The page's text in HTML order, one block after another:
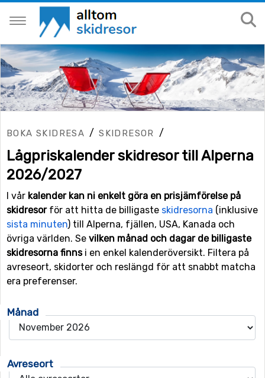
BOKA SKIDRESA /SKIDRESOR /
Lågpriskalender skidresor till Alperna
2026/2027
I vår kalender kan ni enkelt göra en prisjämförelse på
skidresorför att hitta de billigaste skidresorna (inklusive
sista minuten) till Alperna, fjällen, USA, Kanada och
övriga världen. Se vilken månad och dagar de billigaste
skidresorna finnsi en enkel kalenderöversikt. Filtera på
avreseort, skidorter och reslängd för att snabbt matcha
era preferenser.
Månad
Avreseort